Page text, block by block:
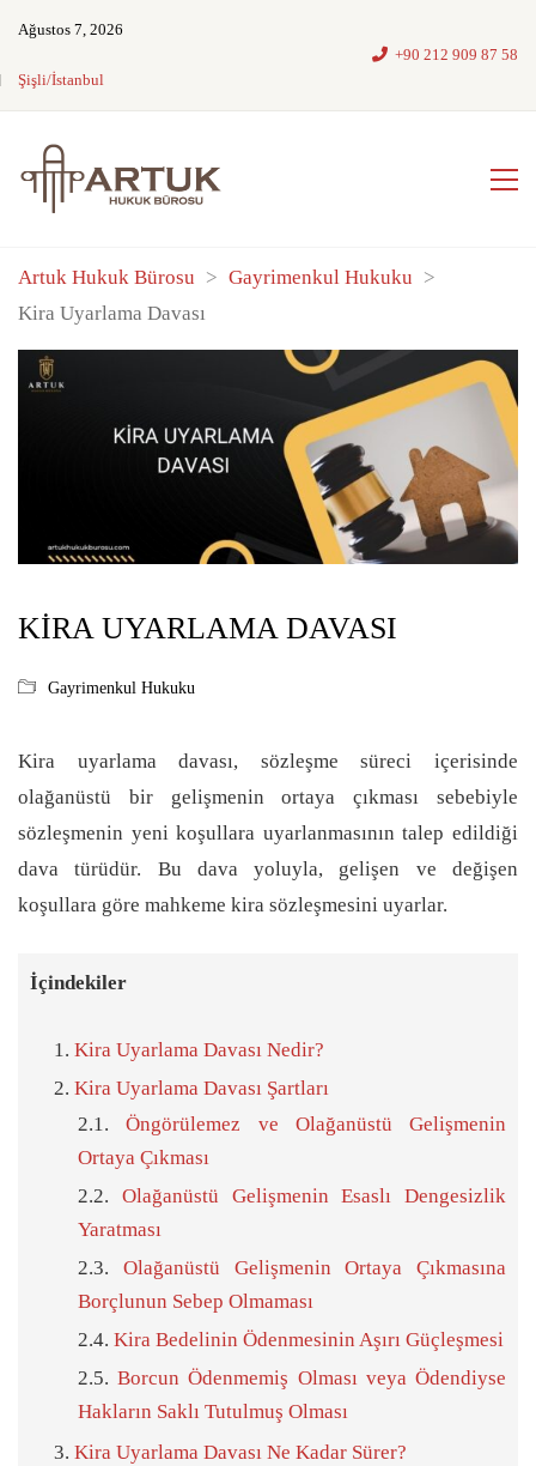
Ağustos 7, 2026
Şişli/İstanbul
+90 212 909 87 58
Artuk Hukuk Bürosu > Gayrimenkul Hukuku >
Kira Uyarlama Davası
KIRA UYARLAMA DAVASI
Gayrimenkul Hukuku
Kira uyarlama davası, sözleşme süreci içerisinde
olağanüstü bir gelişmenin ortaya çıkması sebebiyle
sözleşmenin yeni koşullara uyarlanmasının talep edildiği
dava türüdür. Bu dava yoluyla, gelişen ve değişen
koşullara göre mahkeme kira sözleşmesini uyarlar.
İçindekiler
Kira Uyarlama Davası Nedir?
Kira Uyarlama Davası Şartları
Öngörülemez ve Olağanüstü Gelişmenin
Ortaya Çıkması
Olağanüstü Gelişmenin Esaslı Dengesizlik
Yaratması
Olağanüstü Gelişmenin Ortaya Çıkmasına
Borçlunun Sebep Olmaması
Kira Bedelinin Ödenmesinin Aşırı Güçleşmesi
Borcun Ödenmemiş Olması veya Ödendiyse
Hakların Saklı Tutulmuş Olması
Kira Uyarlama Davası Ne Kadar Sürer?